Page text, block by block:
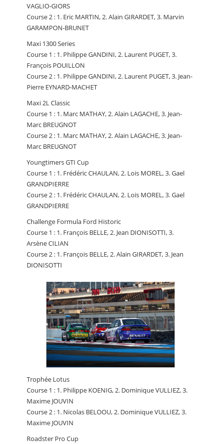
VAGLIO-GIORS
Course 2 : 1. Eric MARTIN, 2. Alain GIRARDET, 3. Marvin
GARAMPON-BRUNET
Maxi 1300 Series
Course 1 : 1. Philippe GANDINI, 2. Laurent PUGET, 3.
François POUILLON
Course 2 : 1. Philippe GANDINI, 2. Laurent PUGET, 3. Jean-
Pierre EYNARD-MACHET
Maxi 2L Classic
Course 1 : 1. Marc MATHAY, 2. Alain LAGACHE, 3. Jean-
Marc BREUGNOT
Course 2 : 1. Marc MATHAY, 2. Alain LAGACHE, 3. Jean-
Marc BREUGNOT
Youngtimers GTI Cup
Course 1 : 1. Frédéric CHAULAN, 2. Lois MOREL, 3. Gael
GRANDPIERRE
Course 2 : 1. Frédéric CHAULAN, 2. Lois MOREL, 3. Gael
GRANDPIERRE
Challenge Formula Ford Historic
Course 1 : 1. François BELLE, 2. Jean DIONISOTTI, 3.
Arsène CILIAN
Course 2 : 1. François BELLE, 2. Alain GIRARDET, 3. Jean
DIONISOTTI
Trophée Lotus
Course 1 : 1. Philippe KOENIG, 2. Dominique VULLIEZ, 3.
Maxime JOUVIN
Course 2 : 1. Nicolas BELOOU, 2. Dominique VULLIEZ, 3.
Maxime JOUVIN
Roadster Pro Cup